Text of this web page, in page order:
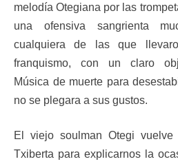
melodía Otegiana por las
una ofensiva sangrienta
cualquiera de las que
franquismo, con un claro
Música de muerte para
no se plegara a sus gustos.
El viejo soulman Otegi
Txiberta para explicarnos la